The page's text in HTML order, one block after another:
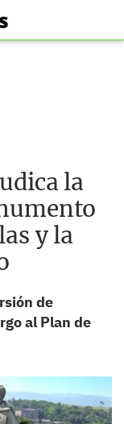
la
y la
de
al Plan de